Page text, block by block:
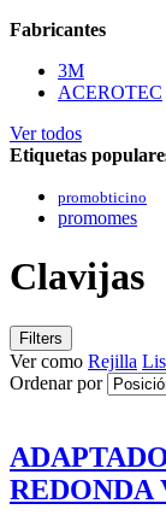
Fabricantes
3M
ACEROTEC
Ver todos
Etiquetas
promobticino
promomes
Clavijas
Filters
Ver como Rejilla
Ordenar por
REDONDA